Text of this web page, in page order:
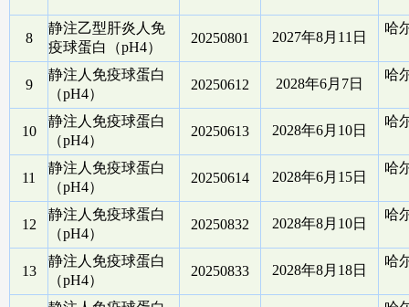
8
静注乙型肝炎人免
疫球蛋白（pH4）
20250801 2027年8月11日
哈
9
静注人免疫球蛋白
（pH4）
20250612 2028年6月7日
哈
10
静注人免疫球蛋白
（pH4）
20250613 2028年6月10日
哈
11
静注人免疫球蛋白
（pH4）
20250614 2028年6月15日
哈
12
静注人免疫球蛋白
（pH4）
20250832 2028年8月10日
哈
13
静注人免疫球蛋白
（pH4）
20250833 2028年8月18日
哈